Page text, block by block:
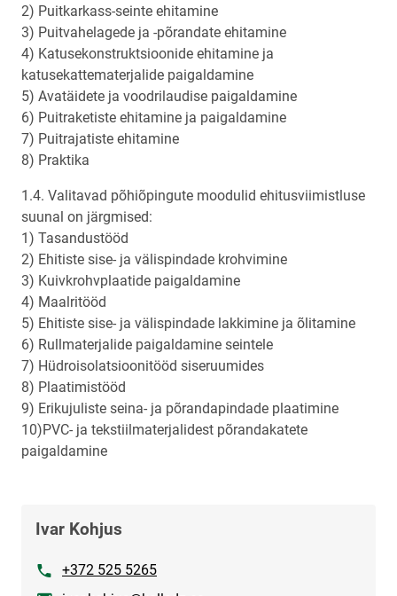
2) Puitkarkass-seinte ehitamine
3) Puitvahelagede ja -põrandate ehitamine
4) Katusekonstruktsioonide ehitamine ja
katusekattematerjalide paigaldamine
5) Avatäidete ja voodrilaudise paigaldamine
6) Puitraketiste ehitamine ja paigaldamine
7) Puitrajatiste ehitamine
8) Praktika
1.4. Valitavad põhiõpingute moodulid ehitusviimistluse
suunal on järgmised:
1) Tasandustööd
2) Ehitiste sise- ja välispindade krohvimine
3) Kuivkrohvplaatide paigaldamine
4) Maalritööd
5) Ehitiste sise- ja välispindade lakkimine ja õlitamine
6) Rullmaterjalide paigaldamine seintele
7) Hüdroisolatsioonitööd siseruumides
8) Plaatimistööd
9) Erikujuliste seina- ja põrandapindade plaatimine
10)PVC- ja tekstiilmaterjalidest põrandakatete
paigaldamine
Ivar Kohjus
Telefon+372 525 5265